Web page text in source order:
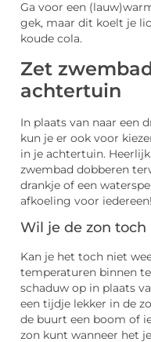
Ga voor een
gek, maar dit koelt je
koude cola.
Zet
achtertuin
In plaats van naar een
kun je er ook voor
in je achtertuin.
zwembad dobberen
drankje of een
afkoeling voor iedereen!
Wil je de zon toch
Kan je het toch niet
temperaturen binnen
schaduw op in plaats
een tijdje lekker in de
de buurt een boom of
zon kunt wanneer het